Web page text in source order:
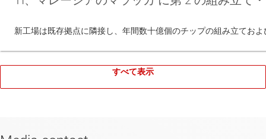
新工場は既存拠点に隣接し、年間数十億個のチップの組み立てお
すべて表示